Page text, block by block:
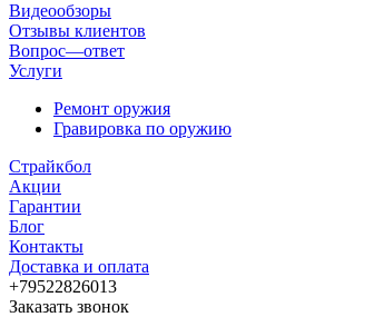
Видеообзоры
Отзывы клиентов
Вопрос—ответ
Услуги
Ремонт оружия
Гравировка по оружию
Страйкбол
Акции
Гарантии
Блог
Контакты
Доставка и оплата
+79522826013
Заказать звонок